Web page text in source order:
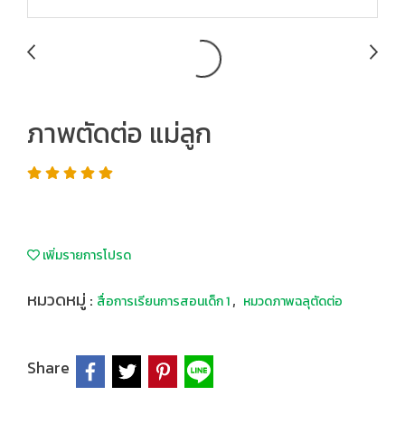
ภาพตัดต่อ แม่ลูก
เพิ่มรายการโปรด
หมวดหมู่ : สื่อการเรียนการสอนเด็ก 1, หมวดภาพฉลุตัดต่อ
Share